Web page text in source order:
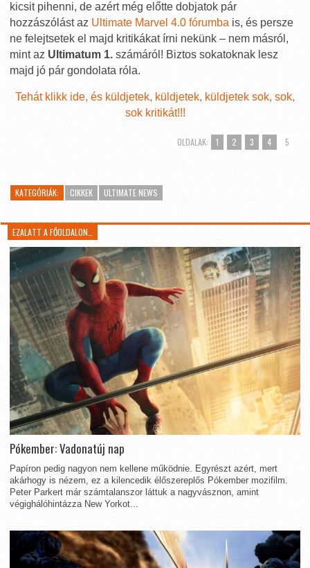
kicsit pihenni, de azért még előtte dobjatok pár
hozzászólást az Ultimate Marvel 4.0 fórumba is, és persze
ne felejtsetek el majd kritikákat írni nekünk – nem másról,
mint az Ultimatum 1. számáról! Biztos sokatoknak lesz
majd jó pár gondolata róla.
Tehát klikk ide, és küldjetek, küldjetek, küldjetek sok, sok,
sok kritikát!!!
OLDALAK: 1 2 3 4 5
KATEGÓRIÁK: CIKKEK ULTIMATE NEWS
EZALATT A FŐOLDALON…
Pókember: Vadonatúj nap
Papíron pedig nagyon nem kellene működnie. Egyrészt azért, mert
akárhogy is nézem, ez a kilencedik élőszereplős Pókember mozifilm.
Peter Parkert már számtalanszor láttuk a nagyvásznon, amint
végighálóhintázza New Yorkot...